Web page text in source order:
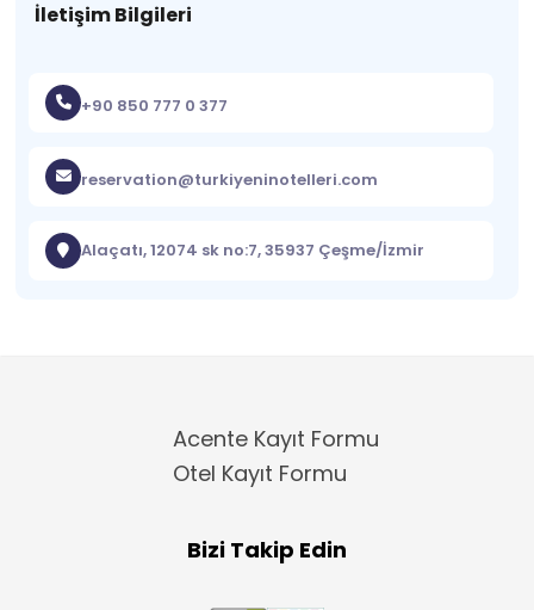
İletişim Bilgileri
+90 850 777 0 377
reservation@turkiyeninotelleri.com
Alaçatı, 12074 sk no:7, 35937 Çeşme/İzmir
Acente Kayıt Formu
Otel Kayıt Formu
Bizi Takip Edin